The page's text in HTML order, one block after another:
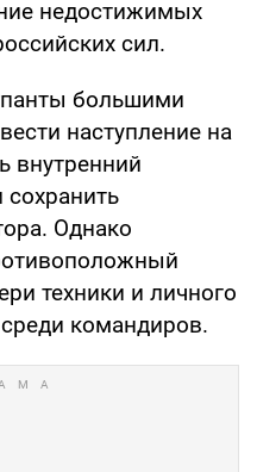
недостижимых
сил.
большими
наступление на
внутренний
Однако
техники и личного
командиров.